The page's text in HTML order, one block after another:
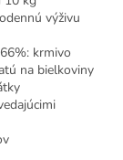
výživu
krmivo
na bielkoviny